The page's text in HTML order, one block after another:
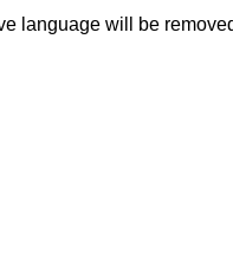
language will be